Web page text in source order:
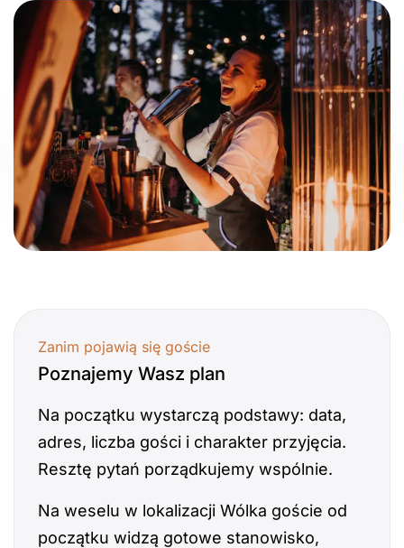
Zanim pojawią się goście
Poznajemy Wasz plan
Na początku wystarczą podstawy: data,
adres, liczba gości i charakter przyjęcia.
Resztę pytań porządkujemy wspólnie.
Na weselu w lokalizacji Wólka goście od
początku widzą gotowe stanowisko,